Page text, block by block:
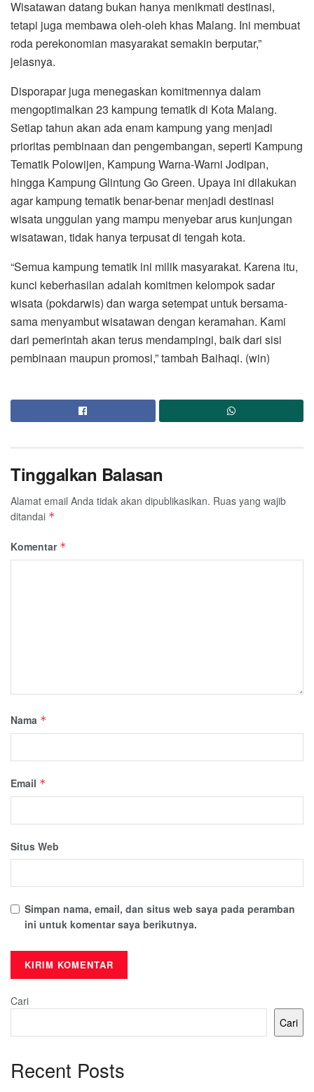
Wisatawan datang bukan hanya menikmati destinasi,
tetapi juga membawa oleh-oleh khas Malang. Ini membuat
roda perekonomian masyarakat semakin berputar,”
jelasnya.
Disporapar juga menegaskan komitmennya dalam
mengoptimalkan 23 kampung tematik di Kota Malang.
Setiap tahun akan ada enam kampung yang menjadi
prioritas pembinaan dan pengembangan, seperti Kampung
Tematik Polowijen, Kampung Warna-Warni Jodipan,
hingga Kampung Glintung Go Green. Upaya ini dilakukan
agar kampung tematik benar-benar menjadi destinasi
wisata unggulan yang mampu menyebar arus kunjungan
wisatawan, tidak hanya terpusat di tengah kota.
“Semua kampung tematik ini milik masyarakat. Karena itu,
kunci keberhasilan adalah komitmen kelompok sadar
wisata (pokdarwis) dan warga setempat untuk bersama-
sama menyambut wisatawan dengan keramahan. Kami
dari pemerintah akan terus mendampingi, baik dari sisi
pembinaan maupun promosi,” tambah Baihaqi. (win)
Tinggalkan Balasan
Alamat email Anda tidak akan dipublikasikan. Ruas yang wajib
ditandai *
Komentar *
Nama *
Email *
Situs Web
Simpan nama, email, dan situs web saya pada peramban
ini untuk komentar saya berikutnya.
Cari
Cari
Recent Posts